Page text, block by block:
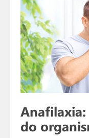
Anafilaxia:
do